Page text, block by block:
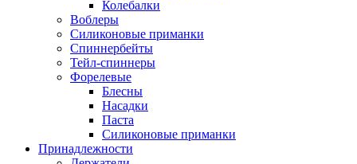
Колебалки
Воблеры
Силиконовые приманки
Спиннербейты
Тейл-спиннеры
Форелевые
Блесны
Насадки
Паста
Силиконовые приманки
Принадлежности